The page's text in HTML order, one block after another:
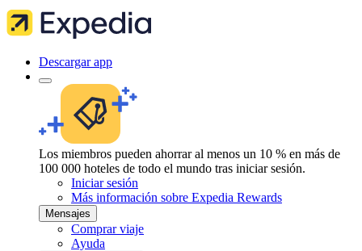
Descargar app
Los miembros pueden ahorrar al menos un 10 % en más de
100 000 hoteles de todo el mundo tras iniciar sesión.
Iniciar sesión
Más información sobre Expedia Rewards
Mensajes
Comprar viaje
Ayuda